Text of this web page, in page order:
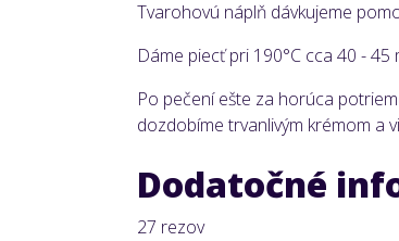
Tvarohovú náplň dávkujeme
Dáme piecť pri 190°C cca 40 -
Po pečení ešte za horúca
dozdobíme trvanlivým krémom a
Dodatočné
27 rezov